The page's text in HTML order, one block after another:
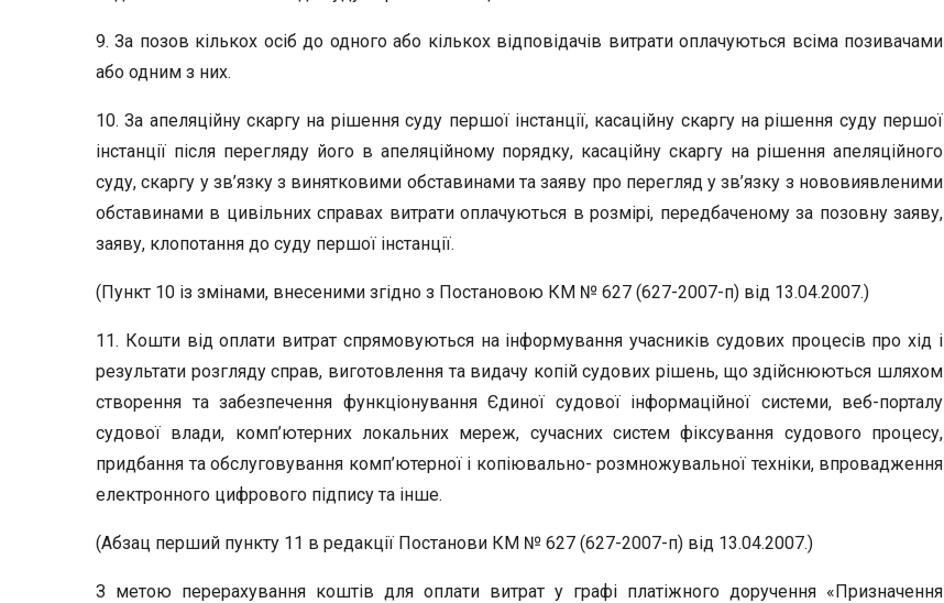
9. За позов кількох осіб до одного або кількох відповідачів витрати оплачуються всіма позивачами
або одним з них.
10. За апеляційну скаргу на рішення суду першої інстанції, касаційну скаргу на рішення суду першої
інстанції після перегляду його в апеляційному порядку, касаційну скаргу на рішення апеляційного
суду, скаргу у зв’язку з винятковими обставинами та заяву про перегляд у зв’язку з нововиявленими
обставинами в цивільних справах витрати оплачуються в розмірі, передбаченому за позовну заяву,
заяву, клопотання до суду першої інстанції.
(Пункт 10 із змінами, внесеними згідно з Постановою КМ № 627 (627-2007-п) від 13.04.2007.)
11. Кошти від оплати витрат спрямовуються на інформування учасників судових процесів про хід і
результати розгляду справ, виготовлення та видачу копій судових рішень, що здійснюються шляхом
створення та забезпечення функціонування Єдиної судової інформаційної системи, веб-порталу
судової влади, комп’ютерних локальних мереж, сучасних систем фіксування судового процесу,
придбання та обслуговування комп’ютерної і копіювально- розмножувальної техніки, впровадження
електронного цифрового підпису та інше.
(Абзац перший пункту 11 в редакції Постанови КМ № 627 (627-2007-п) від 13.04.2007.)
З метою перерахування коштів для оплати витрат у графі платіжного доручення «Призначення